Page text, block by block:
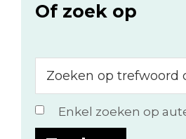
Of zoek op
op
trefwoord
of
auteur...
Enkel zoeken op